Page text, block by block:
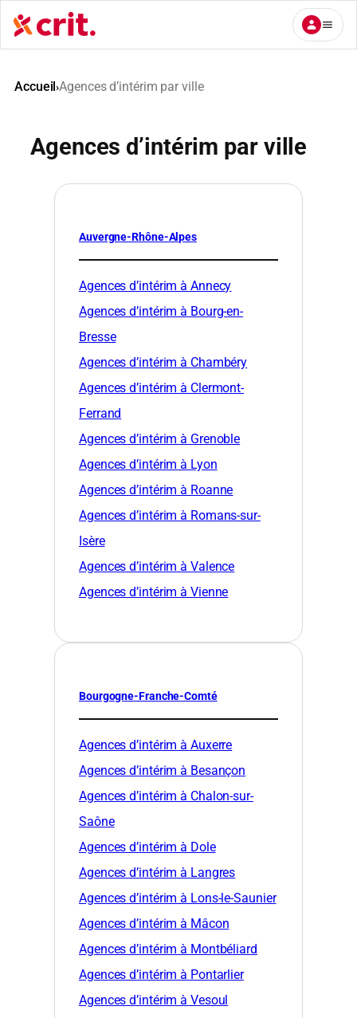
Aller
au
contenu
Accueil›Agences d’intérim par ville
Agences d’intérim par ville
Auvergne-Rhône-Alpes
Agences d’intérim à Annecy
Agences d’intérim à Bourg-en-
Bresse
Agences d’intérim à Chambéry
Agences d’intérim à Clermont-
Ferrand
Agences d’intérim à Grenoble
Agences d’intérim à Lyon
Agences d’intérim à Roanne
Agences d’intérim à Romans-sur-
Isère
Agences d’intérim à Valence
Agences d’intérim à Vienne
Bourgogne-Franche-Comté
Agences d’intérim à Auxerre
Agences d’intérim à Besançon
Agences d’intérim à Chalon-sur-
Saône
Agences d’intérim à Dole
Agences d’intérim à Langres
Agences d’intérim à Lons-le-Saunier
Agences d’intérim à Mâcon
Agences d’intérim à Montbéliard
Agences d’intérim à Pontarlier
Agences d’intérim à Vesoul